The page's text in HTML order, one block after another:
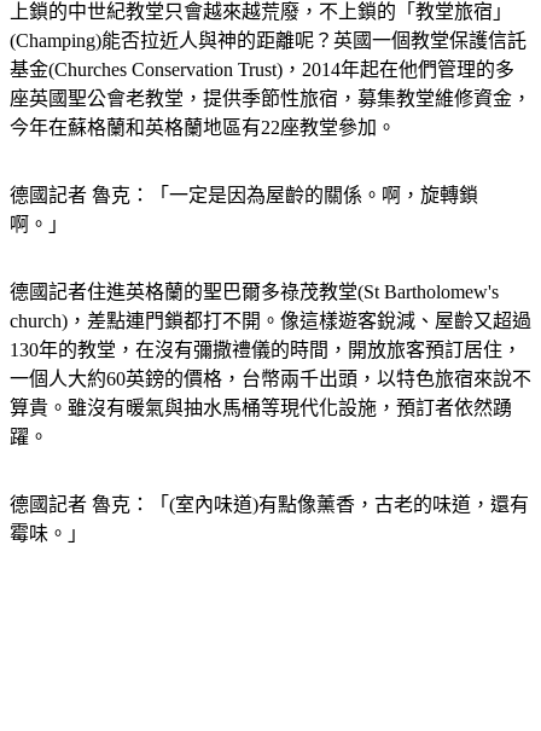
上鎖的中世紀教堂只會越來越荒廢，不上鎖的「教堂旅宿」
(Champing)能否拉近人與神的距離呢？英國一個教堂保護信託
基金(Churches Conservation Trust)，2014年起在他們管理的多
座英國聖公會老教堂，提供季節性旅宿，募集教堂維修資金，
今年在蘇格蘭和英格蘭地區有22座教堂參加。
德國記者 魯克：「一定是因為屋齡的關係。啊，旋轉鎖
啊。」
德國記者住進英格蘭的聖巴爾多祿茂教堂(St Bartholomew's
church)，差點連門鎖都打不開。像這樣遊客銳減、屋齡又超過
130年的教堂，在沒有彌撒禮儀的時間，開放旅客預訂居住，
一個人大約60英鎊的價格，台幣兩千出頭，以特色旅宿來說不
算貴。雖沒有暖氣與抽水馬桶等現代化設施，預訂者依然踴
躍。
德國記者 魯克：「(室內味道)有點像薰香，古老的味道，還有
霉味。」